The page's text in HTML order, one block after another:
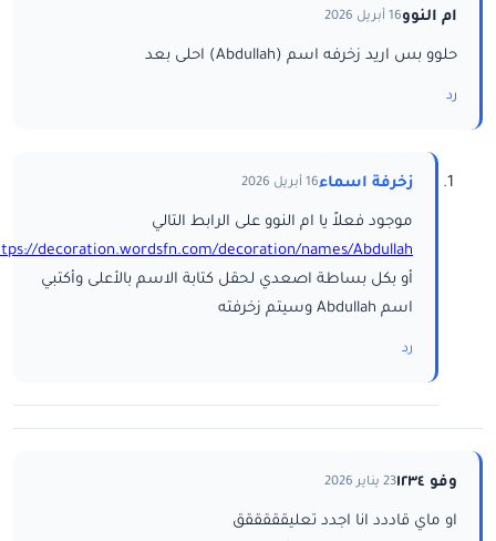
ام النوو16 أبريل 2026
حلوو بس اريد زخرفه اسم (Abdullah) احلى بعد
رد
زخرفة اسماء16 أبريل 2026
موجود فعلاً يا ام النوو على الرابط التالي
decoration.wordsfn.com/decoration/names/Abdullah/
أو بكل بساطة اصعدي لحقل كتابة الاسم بالأعلى وأكتبي
اسم Abdullah وسيتم زخرفته
رد
وفو ١٢٣٤ 23 يناير 2026
او ماي قاددد انا اجدد تعليقققققق